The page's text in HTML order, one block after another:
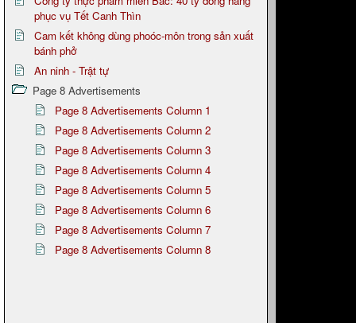
phục vụ Tết Canh Thìn
Cam kết không dùng phoóc-môn trong sản xuất
bánh phở
An ninh - Trật tự
Page 8 Advertisements
Page 8 Advertisements Column 1
Page 8 Advertisements Column 2
Page 8 Advertisements Column 3
Page 8 Advertisements Column 4
Page 8 Advertisements Column 5
Page 8 Advertisements Column 6
Page 8 Advertisements Column 7
Page 8 Advertisements Column 8